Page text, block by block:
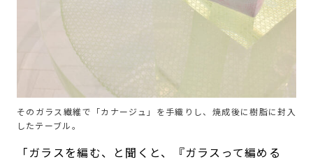
そのガラス繊維で「カナージュ」を手織りし、焼成後に樹脂に封入
したテーブル。
「ガラスを編む、と聞くと、『ガラスって編める